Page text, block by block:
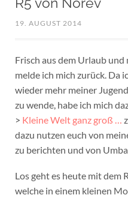
19. AUGUST 2014
Frisch aus dem Urlaub und
melde ich mich zurück. Da
wieder mehr meiner
zu wende, habe ich mich
> Kleine Welt ganz groß …
dazu nutzen euch von
zu berichten und von
Los geht es heute mit dem
welche in einem kleinen